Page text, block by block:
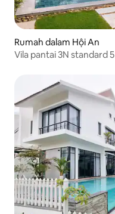
Rumah dalam Hội An
Vila pantai 3N standard